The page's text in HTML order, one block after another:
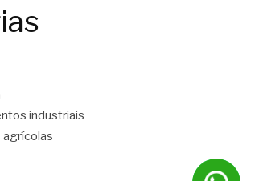
industriais
agrícolas